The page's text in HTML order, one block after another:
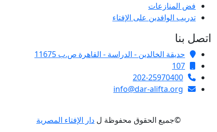
فض المنازعات
تدريب الوافدين على الإفتاء
اتصل بنا
حديقة الخالدين - الدراسة - القاهرة ص.ب 11675
107
202-25970400
info@dar-alifta.org
©جميع الحقوق محفوظة ل دار الإفتاء المصرية